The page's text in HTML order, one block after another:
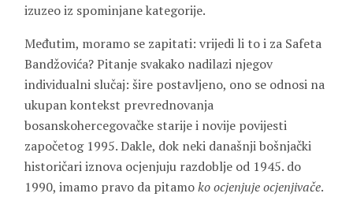
izuzeo iz spominjane kategorije.
Međutim, moramo se zapitati: vrijedi li to i za Safeta
Bandžovića? Pitanje svakako nadilazi njegov
individualni slučaj: šire postavljeno, ono se odnosi na
ukupan kontekst prevrednovanja
bosanskohercegovačke starije i novije povijesti
započetog 1995. Dakle, dok neki današnji bošnjački
historičari iznova ocjenjuju razdoblje od 1945. do
1990, imamo pravo da pitamoko ocjenjuje ocjenjivače.